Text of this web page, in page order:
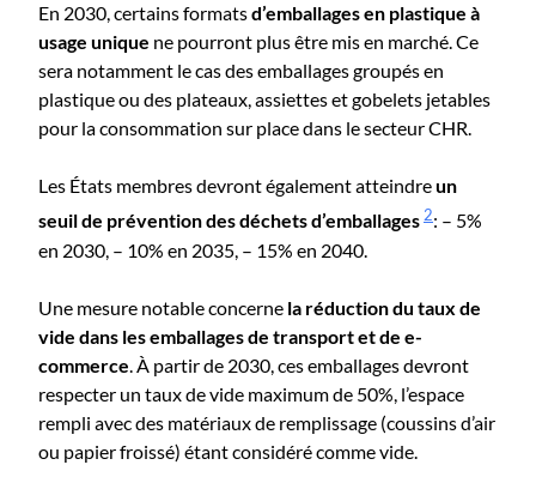
En 2030, certains formatsd’emballages en plastique à
usage unique ne pourront plus être mis en marché. Ce
sera notamment le cas des emballages groupés en
plastique ou des plateaux, assiettes et gobelets jetables
pour la consommation sur place dans le secteur CHR.
Les États membres devront également atteindreun
seuil de prévention des déchets d’emballages2: – 5%
en 2030, – 10% en 2035, – 15% en 2040.
Une mesure notable concerne la réduction du taux de
vide dans les emballages de transport et de e-
commerce . À partir de 2030, ces emballages devront
respecter un taux de vide maximum de 50%, l’espace
rempli avec des matériaux de remplissage (coussins d’air
ou papier froissé) étant considéré comme vide.